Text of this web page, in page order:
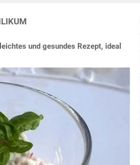
und gesundes Rezept, ideal